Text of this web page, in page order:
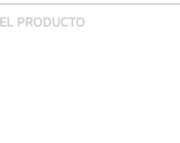
PRODUCTO